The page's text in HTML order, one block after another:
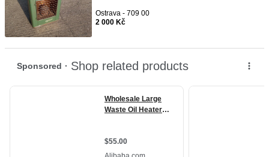
Ostrava - 709 00
2 000 Kč